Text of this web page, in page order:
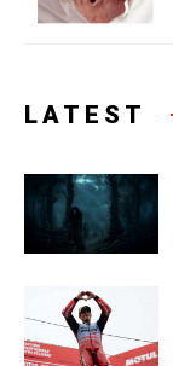
LATEST